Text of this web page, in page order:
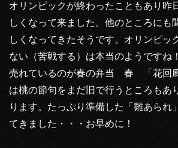
オリンピックが終わったこともあり昨
しくなって来ました。他のところにも
しくなってきたそうです。オリンピッ
ない（苦戦する）は本当のようですね
売れているのが春の弁当 春 「花回
は桃の節句をまだ旧で行うところもあ
ります。たっぷり準備した「雛あられ
てきました・・・お早めに！